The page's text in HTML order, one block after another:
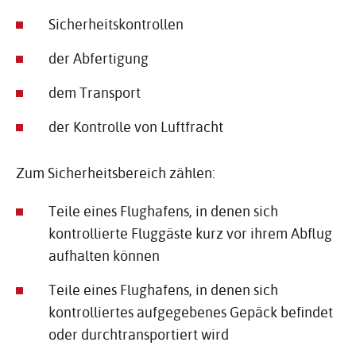
Sicherheitskontrollen
der Abfertigung
dem Transport
der Kontrolle von Luftfracht
Zum Sicherheitsbereich zählen:
Teile eines Flughafens, in denen sich
kontrollierte Fluggäste kurz vor ihrem Abflug
aufhalten können
Teile eines Flughafens, in denen sich
kontrolliertes aufgegebenes Gepäck befindet
oder durchtransportiert wird